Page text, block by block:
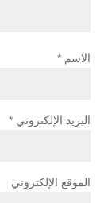
الاسم *
البريد الإلكتروني *
الموقع الإلكتروني